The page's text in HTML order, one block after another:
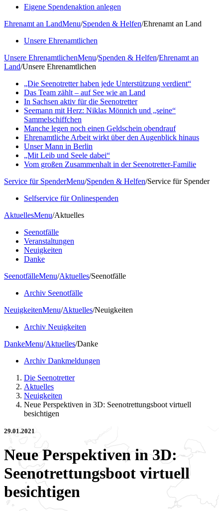
Eigene Spendenaktion anlegen
Ehrenamt an LandMenu/Spenden & Helfen/Ehrenamt an Land
Unsere Ehrenamtlichen
Unsere EhrenamtlichenMenu/Spenden & Helfen/Ehrenamt an
Land/Unsere Ehrenamtlichen
„Die Seenotretter haben jede Unterstützung verdient“
Das Team zählt – auf See wie an Land
In Sachsen aktiv für die Seenotretter
Seemann mit Herz: Niklas Mönnich und „seine“
Sammelschiffchen
Manche legen noch einen Geldschein obendrauf
Ehrenamtliche Arbeit wirkt über den Augenblick hinaus
Unser Mann in Berlin
„Mit Leib und Seele dabei“
Vom großen Zusammenhalt in der Seenotretter-Familie
Service für SpenderMenu/Spenden & Helfen/Service für Spender
Selfservice für Onlinespenden
AktuellesMenu/Aktuelles
Seenotfälle
Veranstaltungen
Neuigkeiten
Danke
SeenotfälleMenu/Aktuelles/Seenotfälle
Archiv Seenotfälle
NeuigkeitenMenu/Aktuelles/Neuigkeiten
Archiv Neuigkeiten
DankeMenu/Aktuelles/Danke
Archiv Dankmeldungen
Die Seenotretter
Aktuelles
Neuigkeiten
Neue Perspektiven in 3D: Seenotrettungsboot virtuell
besichtigen
29.01.2021
Neue Perspektiven in 3D:
Seenotrettungsboot virtuell
besichtigen